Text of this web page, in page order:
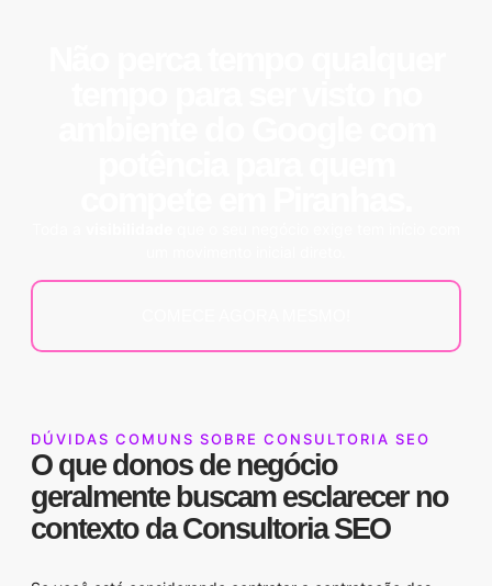
DÚVIDAS COMUNS SOBRE CONSULTORIA SEO
O que donos de negócio
geralmente buscam esclarecer no
contexto daConsultoria SEO